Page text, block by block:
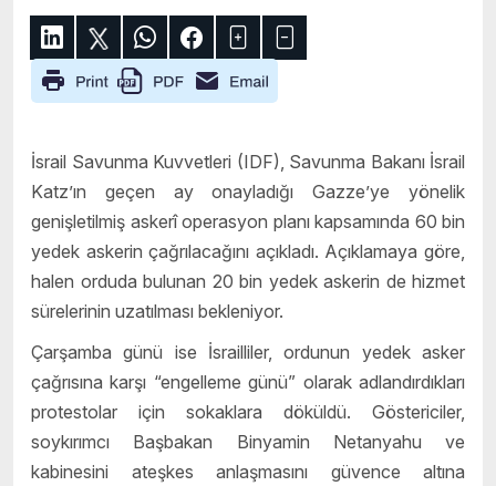
İsrail Savunma Kuvvetleri (IDF), Savunma Bakanı İsrail
Katz’ın geçen ay onayladığı Gazze’ye yönelik
genişletilmiş askerî operasyon planı kapsamında 60 bin
yedek askerin çağrılacağını açıkladı. Açıklamaya göre,
halen orduda bulunan 20 bin yedek askerin de hizmet
sürelerinin uzatılması bekleniyor.
Çarşamba günü ise İsrailliler, ordunun yedek asker
çağrısına karşı “engelleme günü” olarak adlandırdıkları
protestolar için sokaklara döküldü. Göstericiler,
soykırımcı Başbakan Binyamin Netanyahu ve
kabinesini ateşkes anlaşmasını güvence altına